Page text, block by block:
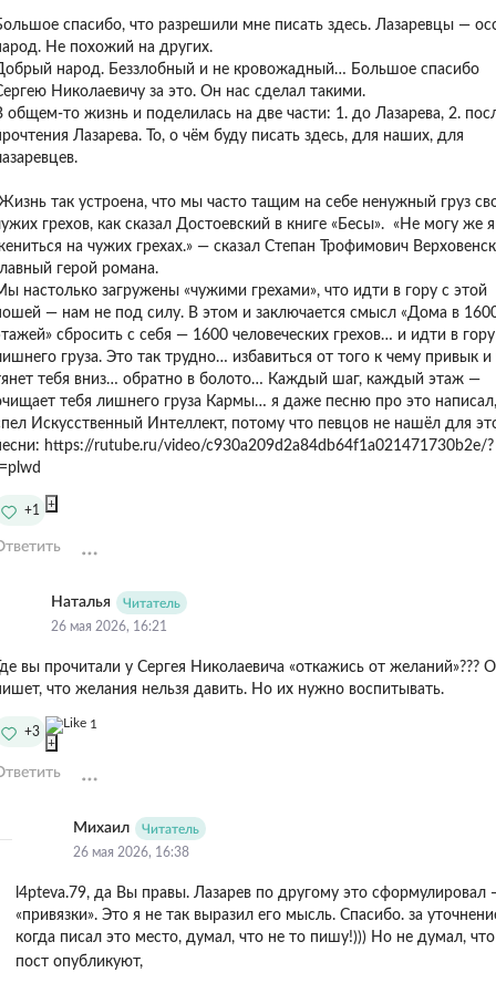
спасибо, что разрешили мне писать здесь. Лазаревцы —
Не похожий на других.
народ. Беззлобный и не кровожадный… Большое спасибо
Николаевичу за это. Он нас сделал такими.
общем-то жизнь и поделилась на две части: 1. до Лазарева, 2.
Лазарева. ㅤㅤㅤㅤㅤㅤㅤㅤㅤㅤㅤㅤㅤㅤㅤㅤㅤㅤТо, о чём буду писать здесь, для наших, для
так устроена, что мы часто тащим на себе ненужный груз
грехов, как сказал Достоевский в книге «Бесы». «Не могу же я
на чужих грехах.» — сказал Степан Трофимович
герой романа.
настолько загружены «чужими грехами», что идти в гору с этой
— нам не под силу. В этом и заключается смысл «Дома в
сбросить с себя — 1600 человеческих грехов… и идти в гору
груза. ㅤㅤㅤㅤㅤㅤㅤㅤㅤㅤㅤㅤㅤㅤㅤㅤㅤㅤㅤㅤㅤㅤㅤㅤㅤㅤЭто так трудно… избавиться от того к чему
тебя вниз… обратно в болото… Каждый шаг, каждый этаж —
тебя лишнего груза Кармы… я даже песню про это написал,
Искусственный Интеллект, потому что певцов не нашёл для
ㅤㅤㅤㅤㅤㅤㅤㅤㅤㅤ https://rutube.ru/video/c930a209d2a84db64f1a021471730b2e/?
+1 +
Наталья
Читатель
26 мая 2026, 16:21
вы прочитали у Сергея Николаевича «откажись от желаний»???
что желания нельзя давить. Но их нужно воспитывать.
+3
1
+
Михаил
Читатель
26 мая 2026, 16:38
l4pteva.79, да Вы правы. Лазарев по другому это сформулировал
«привязки». Это я не так выразил его мысль. Спасибо. за
когда писал это место, думал, что не то пишу!))) Но не думал,
пост опубликуют,